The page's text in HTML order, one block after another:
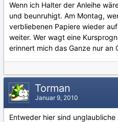
Wenn ich Halter der Anleihe
und beunruhigt. Am Montag,
verbliebenen Papiere wieder
weiter. Wer wagt eine
erinnert mich das Ganze nur an
Torman
Januar 9, 2010
Entweder hier sind